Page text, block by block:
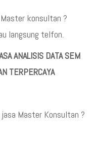
konsultan ?
langsung telfon.
ANALISIS DATA SEM
TERPERCAYA
Master Konsultan ?